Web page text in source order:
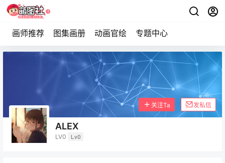
画师推荐 图集画册 动画官绘 专题中心
ALEX
LV0 Lv0
关注Ta 发私信